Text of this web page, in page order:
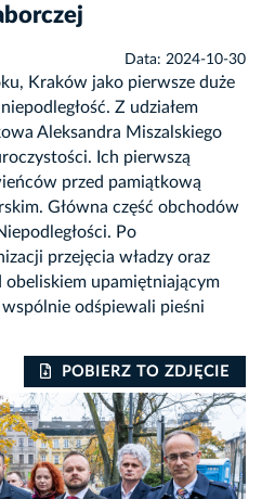
Data: 2024-10-30
Kraków jako pierwsze duże
Z udziałem
Aleksandra Miszalskiego
Ich pierwszą
przed pamiątkową
Główna część obchodów
Po
przejęcia władzy oraz
obeliskiem upamiętniającym
odśpiewali pieśni
POBIERZ TO ZDJĘCIE